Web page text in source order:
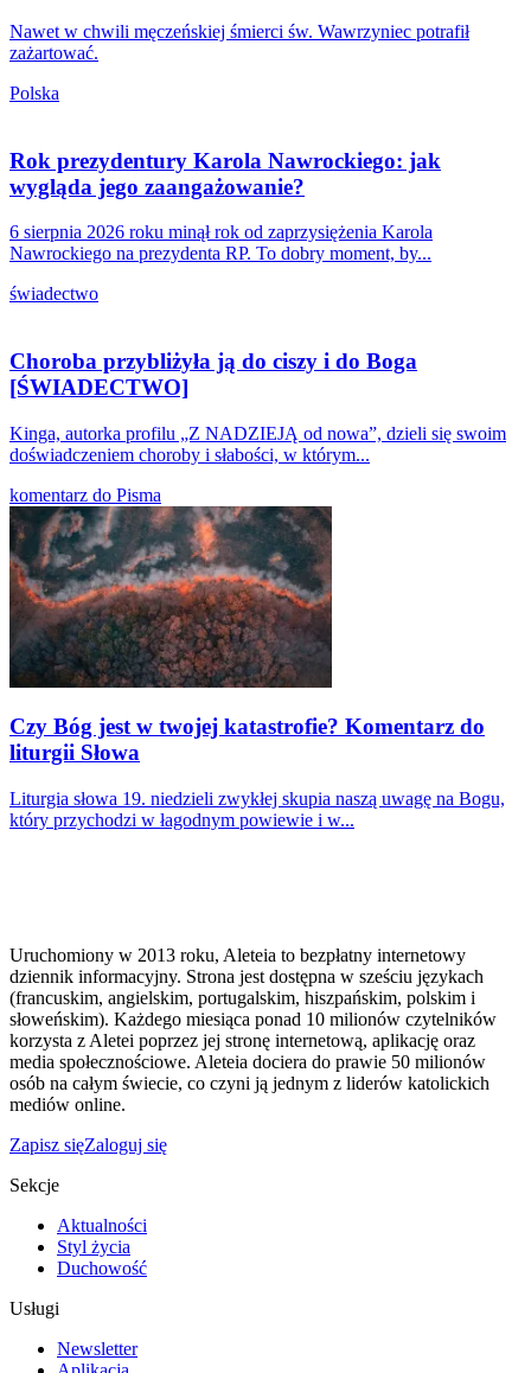
Nawet w chwili męczeńskiej śmierci św. Wawrzyniec potrafił
zażartować.
Polska
Rok prezydentury Karola Nawrockiego: jak
wygląda jego zaangażowanie?
6 sierpnia 2026 roku minął rok od zaprzysiężenia Karola
Nawrockiego na prezydenta RP. To dobry moment, by...
świadectwo
Choroba przybliżyła ją do ciszy i do Boga
[ŚWIADECTWO]
Kinga, autorka profilu „Z NADZIEJĄ od nowa”, dzieli się swoim
doświadczeniem choroby i słabości, w którym...
komentarz do Pisma
Czy Bóg jest w twojej katastrofie? Komentarz do
liturgii Słowa
Liturgia słowa 19. niedzieli zwykłej skupia naszą uwagę na Bogu,
który przychodzi w łagodnym powiewie i w...
Uruchomiony w 2013 roku, Aleteia to bezpłatny internetowy
dziennik informacyjny. Strona jest dostępna w sześciu językach
(francuskim, angielskim, portugalskim, hiszpańskim, polskim i
słoweńskim). Każdego miesiąca ponad 10 milionów czytelników
korzysta z Aletei poprzez jej stronę internetową, aplikację oraz
media społecznościowe. Aleteia dociera do prawie 50 milionów
osób na całym świecie, co czyni ją jednym z liderów katolickich
mediów online.
Zapisz sięZaloguj się
Sekcje
Aktualności
Styl życia
Duchowość
Usługi
Newsletter